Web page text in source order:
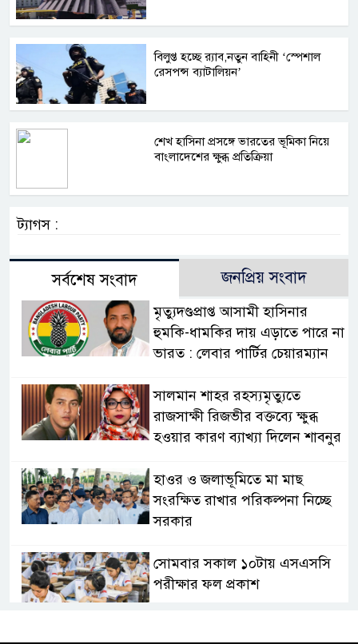
বিলুপ্ত হচ্ছে র‍্যাব,নতুন বাহিনী ‘স্পেশাল
রেসপন্স ব্যাটালিয়ন’
শেখ হাসিনা প্রসঙ্গে ভারতের ভূমিকা নিয়ে
বাংলাদেশের ক্ষুব্ধ প্রতিক্রিয়া
ট্যাগস :
সর্বশেষ সংবাদ জনপ্রিয় সংবাদ
মৃত্যুদণ্ডপ্রাপ্ত আসামী হাসিনার
হুমকি-ধামকির দায় এড়াতে পারে না
ভারত : লেবার পার্টির চেয়ারম্যান
সালমান শাহর রহস্যমৃত্যুতে
রাজসাক্ষী রিজভীর বক্তব্যে ক্ষুব্ধ
হওয়ার কারণ ব্যাখ্যা দিলেন শাবনুর
হাওর ও জলাভূমিতে মা মাছ
সংরক্ষিত রাখার পরিকল্পনা নিচ্ছে
সরকার
সোমবার সকাল ১০টায় এসএসসি
পরীক্ষার ফল প্রকাশ